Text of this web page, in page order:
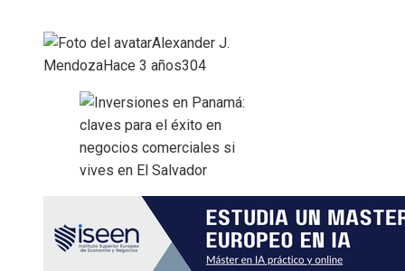
Alexander J.
MendozaHace 3 años304